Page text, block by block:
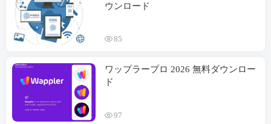
ウンロード
85
ワップラープロ 2026 無料ダウンロー
ド
97